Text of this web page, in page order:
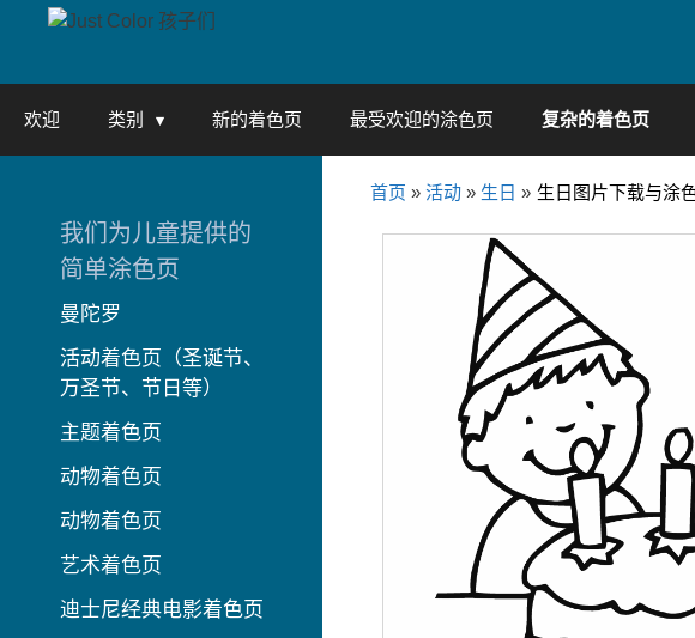
欢迎 类别 新的着色页 最受欢迎的涂色页 复杂的着色页
首页 » 活动» 生日 » 生日图片下载与涂
我们为儿童提供的
简单涂色页
曼陀罗
活动着色页（圣诞节、
万圣节、节日等）
主题着色页
动物着色页
动物着色页
艺术着色页
迪士尼经典电影着色页